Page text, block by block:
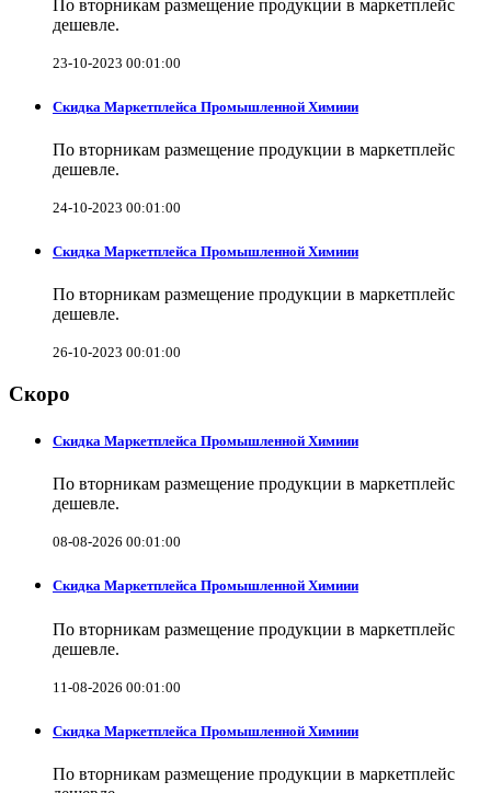
По вторникам размещение продукции в маркетплейс
дешевле.
23-10-2023 00:01:00
Скидка Маркетплейса Промышленной Химиии
По вторникам размещение продукции в маркетплейс
дешевле.
24-10-2023 00:01:00
Скидка Маркетплейса Промышленной Химиии
По вторникам размещение продукции в маркетплейс
дешевле.
26-10-2023 00:01:00
Скоро
Скидка Маркетплейса Промышленной Химиии
По вторникам размещение продукции в маркетплейс
дешевле.
08-08-2026 00:01:00
Скидка Маркетплейса Промышленной Химиии
По вторникам размещение продукции в маркетплейс
дешевле.
11-08-2026 00:01:00
Скидка Маркетплейса Промышленной Химиии
По вторникам размещение продукции в маркетплейс